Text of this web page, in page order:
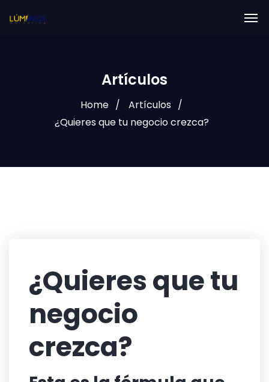
Artículos
Home
Artículos
¿Quieres que tu negocio crezca?
¿Quieres que tu
negocio
crezca?